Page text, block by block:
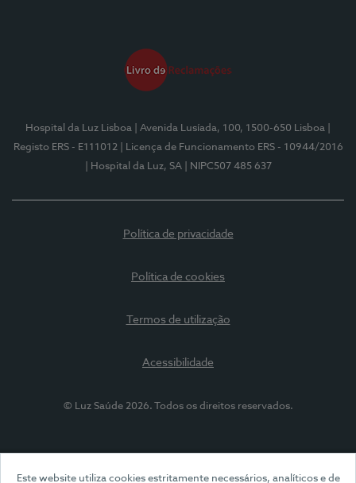
Este website utiliza cookies estritamente necessários, analíticos e de
Hospital da Luz Lisboa | Avenida Lusíada, 100, 1500-650 Lisboa
Registo ERS - E111012
| Licença de Funcionamento ERS - 10944/2016
| Hospital da Luz, SA
| NIPC507 485 637
Política de privacidade
Política de cookies
Termos de utilização
Acessibilidade
© Luz Saúde 2026. Todos os direitos reservados.